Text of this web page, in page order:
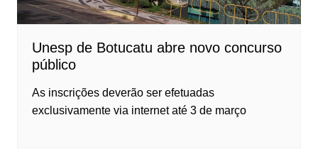
Unesp de Botucatu abre novo concurso
público
As inscrições deverão ser efetuadas
exclusivamente via internet até 3 de março